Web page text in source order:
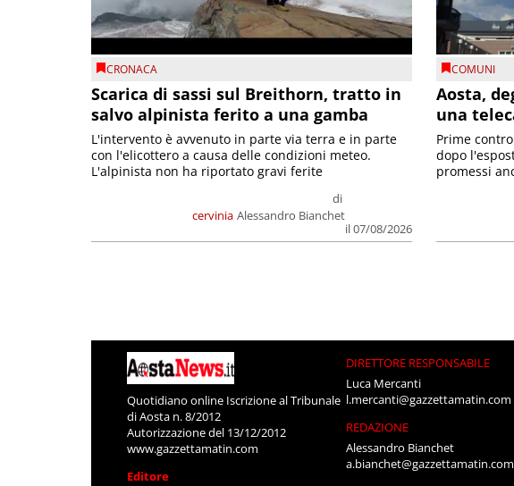
CRONACA
Scarica di sassi sul Breithorn, tratto in
salvo alpinista ferito a una gamba
cervinia
di
Alessandro Bianchet
il 07/08/2026
L'intervento è avvenuto in parte via terra e in parte
con l'elicottero a causa delle condizioni meteo.
L'alpinista non ha riportato gravi ferite
COMUNI
Aosta,
una
Prime
dopo
promessi
Quotidiano online Iscrizione al Tribunale
di Aosta n. 8/2012
Autorizzazione del 13/12/2012
www.gazzettamatin.com
Editore
DIRETTORE RESPONSABILE
Luca Mercanti
l.mercanti@gazzettamatin.com
REDAZIONE
Alessandro Bianchet
a.bianchet@gazzettamatin.com